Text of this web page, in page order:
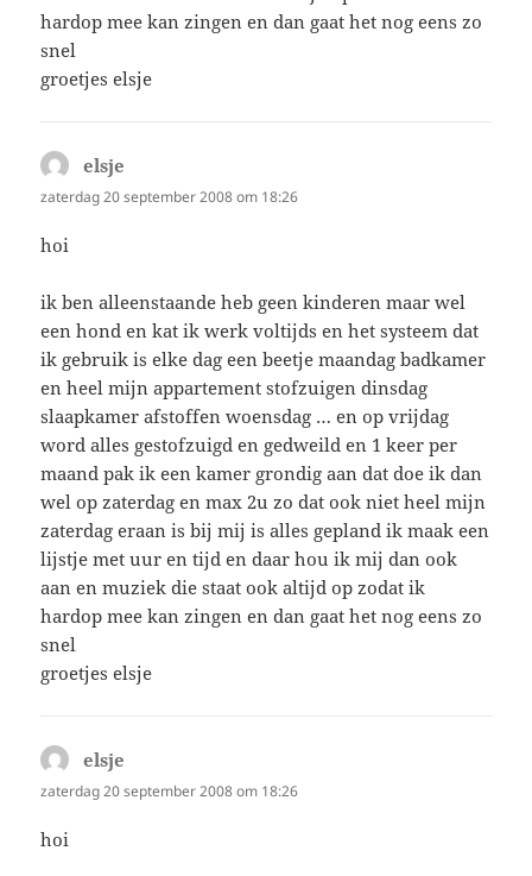
hardop mee kan zingen en dan gaat het nog eens zo
snel
groetjes elsje
elsje
zaterdag 20 september 2008 om 18:26
hoi
ik ben alleenstaande heb geen kinderen maar wel
een hond en kat ik werk voltijds en het systeem dat
ik gebruik is elke dag een beetje maandag badkamer
en heel mijn appartement stofzuigen dinsdag
slaapkamer afstoffen woensdag … en op vrijdag
word alles gestofzuigd en gedweild en 1 keer per
maand pak ik een kamer grondig aan dat doe ik dan
wel op zaterdag en max 2u zo dat ook niet heel mijn
zaterdag eraan is bij mij is alles gepland ik maak een
lijstje met uur en tijd en daar hou ik mij dan ook
aan en muziek die staat ook altijd op zodat ik
hardop mee kan zingen en dan gaat het nog eens zo
snel
groetjes elsje
elsje
zaterdag 20 september 2008 om 18:26
hoi